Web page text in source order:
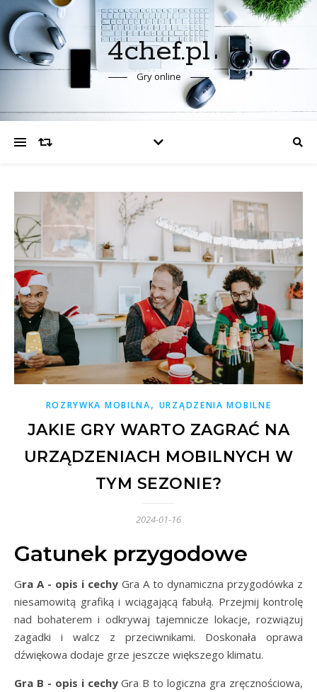
4chef.pl
Gry online
ROZRYWKA MOBILNA, URZĄDZENIA MOBILNE
JAKIE GRY WARTO ZAGRAĆ NA
URZĄDZENIACH MOBILNYCH W
TYM SEZONIE?
2024-01-16
Gatunek przygodowe
Gra A - opis i cechy Gra A to dynamiczna przygodówka z
niesamowitą grafiką i wciągającą fabułą. Przejmij kontrolę
nad bohaterem i odkrywaj tajemnicze lokacje, rozwiązuj
zagadki i walcz z przeciwnikami. Doskonała oprawa
dźwiękowa dodaje grze jeszcze większego klimatu.
Gra B - opis i cechyGra B to logiczna gra zręcznościowa,